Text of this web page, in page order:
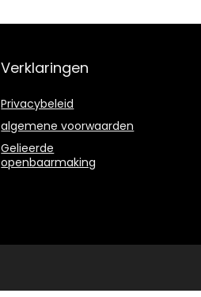
Verklaringen
Privacybeleid
algemene voorwaarden
Gelieerde
openbaarmaking